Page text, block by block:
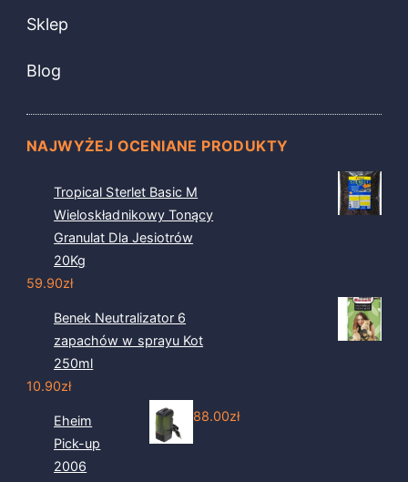
Sklep
Blog
NAJWYŻEJ OCENIANE PRODUKTY
Tropical Sterlet Basic M
Wieloskładnikowy Tonący
Granulat Dla Jesiotrów
20Kg
59.90zł
Benek Neutralizator 6
zapachów w sprayu Kot
250ml
10.90zł
Eheim
Pick-up
2006
88.00zł